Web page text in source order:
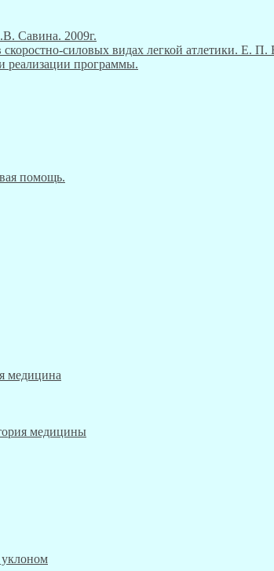
Савина. 2009г.
силовых видах легкой атлетики. Е. П.
реализации программы.
помощь.
медицина
медицины